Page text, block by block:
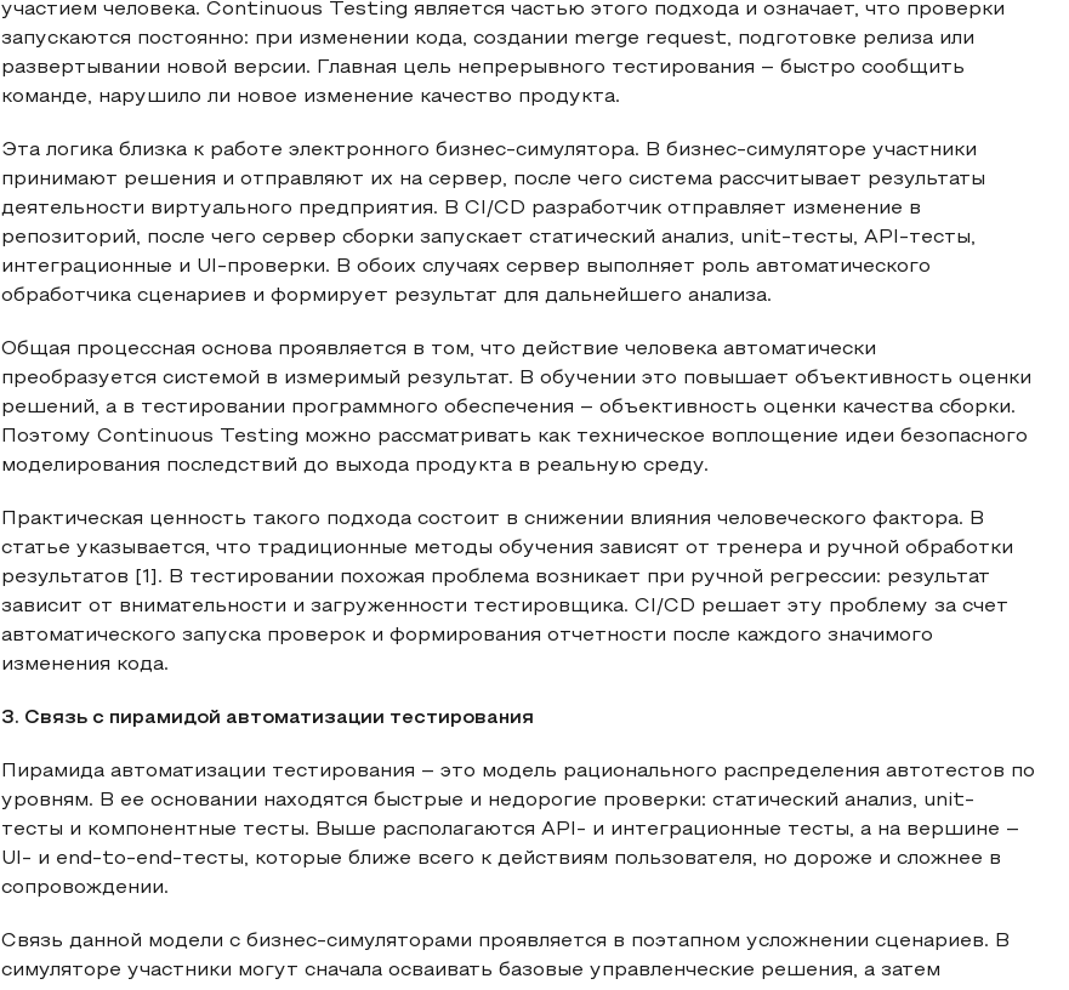
участием человека. Continuous Testing является частью этого подхода и означает, что проверки
запускаются постоянно: при изменении кода, создании merge request, подготовке релиза или
развертывании новой версии. Главная цель непрерывного тестирования – быстро сообщить
команде, нарушило ли новое изменение качество продукта.
Эта логика близка к работе электронного бизнес-симулятора. В бизнес-симуляторе участники
принимают решения и отправляют их на сервер, после чего система рассчитывает результаты
деятельности виртуального предприятия. В CI/CD разработчик отправляет изменение в
репозиторий, после чего сервер сборки запускает статический анализ, unit-тесты, API-тесты,
интеграционные и UI-проверки. В обоих случаях сервер выполняет роль автоматического
обработчика сценариев и формирует результат для дальнейшего анализа.
Общая процессная основа проявляется в том, что действие человека автоматически
преобразуется системой в измеримый результат. В обучении это повышает объективность оценки
решений, а в тестировании программного обеспечения – объективность оценки качества сборки.
Поэтому Continuous Testing можно рассматривать как техническое воплощение идеи безопасного
моделирования последствий до выхода продукта в реальную среду.
Практическая ценность такого подхода состоит в снижении влияния человеческого фактора. В
статье указывается, что традиционные методы обучения зависят от тренера и ручной обработки
результатов [1]. В тестировании похожая проблема возникает при ручной регрессии: результат
зависит от внимательности и загруженности тестировщика. CI/CD решает эту проблему за счет
автоматического запуска проверок и формирования отчетности после каждого значимого
изменения кода.
3. Связь с пирамидой автоматизации тестирования
Пирамида автоматизации тестирования – это модель рационального распределения автотестов по
уровням. В ее основании находятся быстрые и недорогие проверки: статический анализ, unit-
тесты и компонентные тесты. Выше располагаются API- и интеграционные тесты, а на вершине –
UI- и end-to-end-тесты, которые ближе всего к действиям пользователя, но дороже и сложнее в
сопровождении.
Связь данной модели с бизнес-симуляторами проявляется в поэтапном усложнении сценариев. В
симуляторе участники могут сначала осваивать базовые управленческие решения, а затем